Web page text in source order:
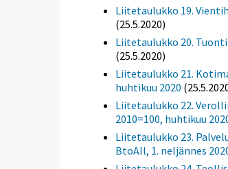
Liitetaulukko 19.
(25.5.2020)
Liitetaulukko 20.
(25.5.2020)
Liitetaulukko 21.
huhtikuu 2020
Liitetaulukko 22.
2010=100, huhtikuu
Liitetaulukko 23.
BtoAll, 1. neljännes